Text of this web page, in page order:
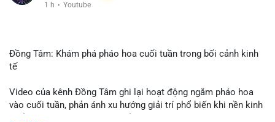
1 h · Youtube
Đồng Tâm: Khám phá pháo hoa cuối tuần trong bối cảnh kinh
tế
Video của kênh Đồng Tâm ghi lại hoạt động ngắm pháo hoa
vào cuối tuần, phản ánh xu hướng giải trí phổ biến khi nền kinh